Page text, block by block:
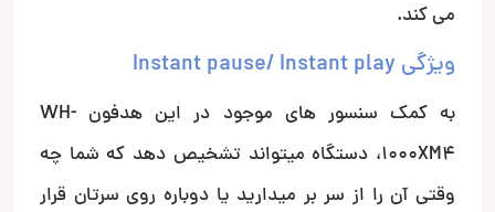
می کند.
ویژگی Instant pause/ Instant play
به کمک سنسور های موجود در این هدفون WH-
1000XM4، دستگاه میتواند تشخیص دهد که شما چه
وقتی آن را از سر بر میدارید یا دوباره روی سرتان قرار